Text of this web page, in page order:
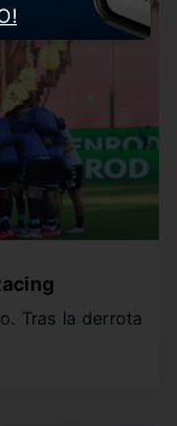
Tras la derrota